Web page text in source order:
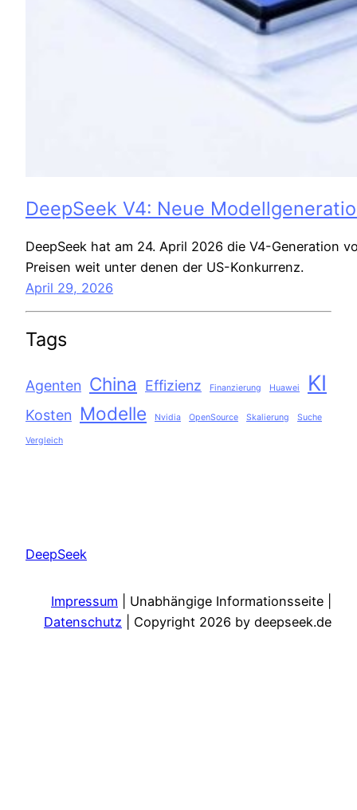
DeepSeek V4: Neue
DeepSeek hat am 24. April 2026 die V4-Generation
Preisen weit unter denen der US-Konkurrenz.
April 29, 2026
Tags
Agenten China Effizienz Finanzierung Huawei KI
Kosten Modelle Nvidia OpenSource Skalierung Suche
Vergleich
DeepSeek
Impressum | Unabhängige Informationsseite |
Datenschutz | Copyright 2026 by deepseek.de